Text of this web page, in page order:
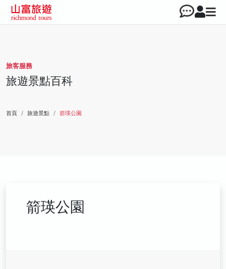
旅客服務
旅遊景點百科
首頁 旅遊景點 箭瑛公園
箭瑛公園